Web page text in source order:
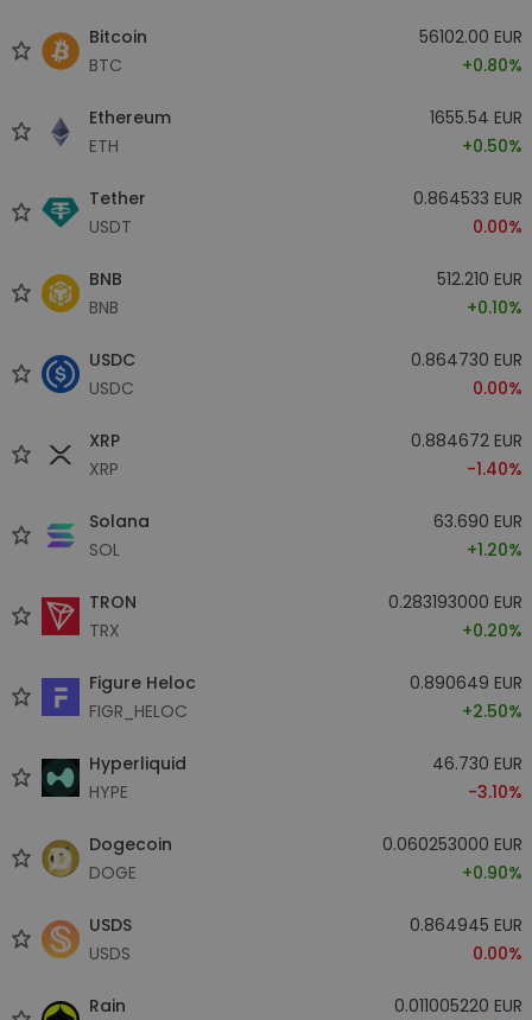
Bitcoin
BTC
56102.00 EUR
+0.80%
Ethereum
ETH
1655.54 EUR
+0.50%
Tether
USDT
0.864533 EUR
0.00%
BNB
BNB
512.210 EUR
+0.10%
USDC
USDC
0.864730 EUR
0.00%
XRP
XRP
0.884672 EUR
-1.40%
Solana
SOL
63.690 EUR
+1.20%
TRON
TRX
0.283193000 EUR
+0.20%
Figure Heloc
FIGR_HELOC
0.890649 EUR
+2.50%
Hyperliquid
HYPE
46.730 EUR
-3.10%
Dogecoin
DOGE
0.060253000 EUR
+0.90%
USDS
USDS
0.864945 EUR
0.00%
Rain
0.011005220 EUR